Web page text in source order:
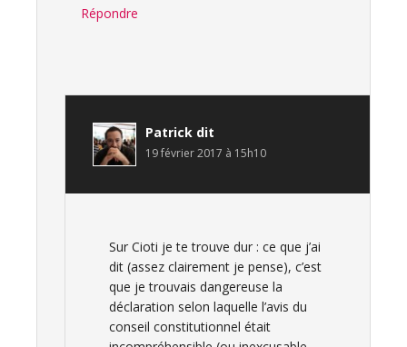
Répondre
Patrick dit
19 février 2017 à 15h10
Sur Cioti je te trouve dur : ce que j’ai
dit (assez clairement je pense), c’est
que je trouvais dangereuse la
déclaration selon laquelle l’avis du
conseil constitutionnel était